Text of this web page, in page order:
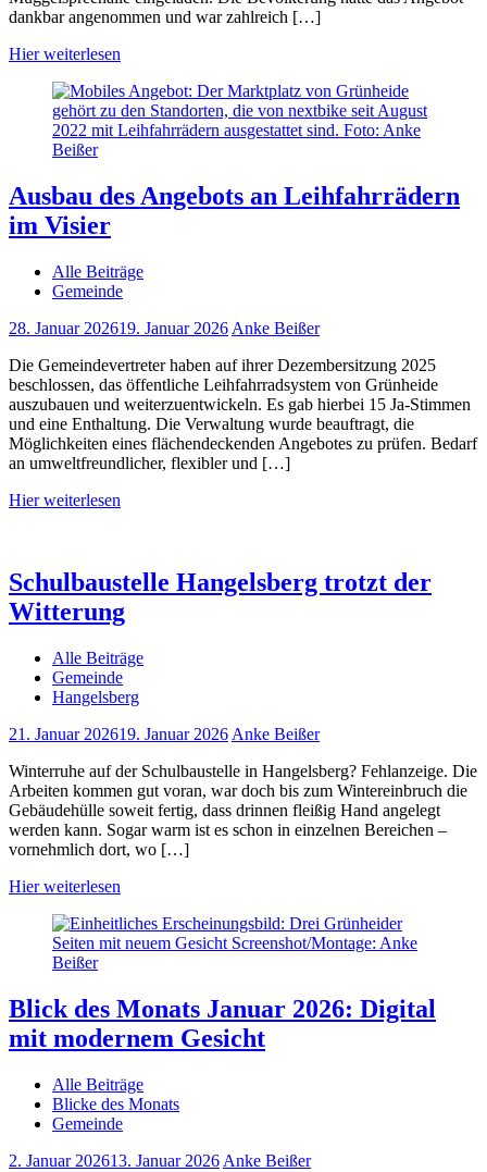
dankbar angenommen und war zahlreich […]
Hier weiterlesen
Ausbau des Angebots an Leihfahrrädern
im Visier
Alle Beiträge
Gemeinde
28. Januar 202619. Januar 2026 Anke Beißer
Die Gemeindevertreter haben auf ihrer Dezembersitzung 2025
beschlossen, das öffentliche Leihfahrradsystem von Grünheide
auszubauen und weiterzuentwickeln. Es gab hierbei 15 Ja-Stimmen
und eine Enthaltung. Die Verwaltung wurde beauftragt, die
Möglichkeiten eines flächendeckenden Angebotes zu prüfen. Bedarf
an umweltfreundlicher, flexibler und […]
Hier weiterlesen
Schulbaustelle Hangelsberg trotzt der
Witterung
Alle Beiträge
Gemeinde
Hangelsberg
21. Januar 202619. Januar 2026 Anke Beißer
Winterruhe auf der Schulbaustelle in Hangelsberg? Fehlanzeige. Die
Arbeiten kommen gut voran, war doch bis zum Wintereinbruch die
Gebäudehülle soweit fertig, dass drinnen fleißig Hand angelegt
werden kann. Sogar warm ist es schon in einzelnen Bereichen –
vornehmlich dort, wo […]
Hier weiterlesen
Blick des Monats Januar 2026: Digital
mit modernem Gesicht
Alle Beiträge
Blicke des Monats
Gemeinde
2. Januar 202613. Januar 2026 Anke Beißer